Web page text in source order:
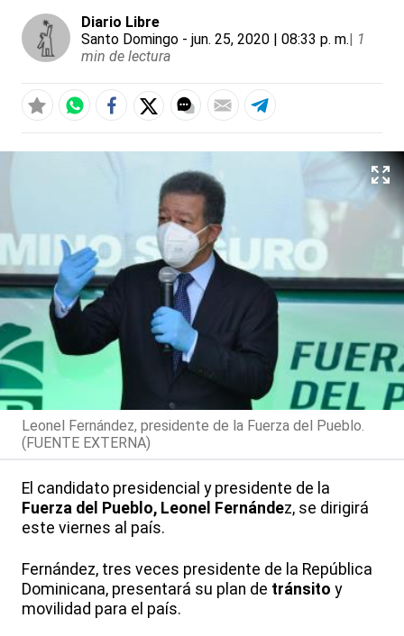
Diario Libre
Santo Domingo - jun. 25, 2020 | 08:33 p. m.| 1
min de lectura
Leonel Fernández, presidente de la Fuerza del Pueblo.
(FUENTE EXTERNA)
El candidato presidencial y presidente de la
Fuerza del Pueblo, Leonel Fernández, se dirigirá
este viernes al país.
Fernández, tres veces presidente de la República
Dominicana, presentará su plan de tránsito y
movilidad para el país.